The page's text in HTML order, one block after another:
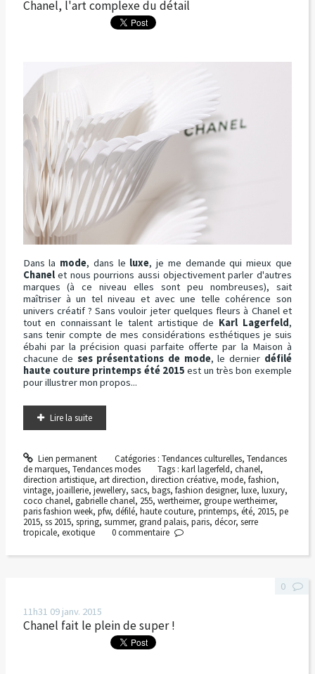
Chanel, l'art complexe du détail
Dans la mode, dans le luxe, je me demande qui mieux que
Chanelet nous pourrions aussi objectivement parler d'autres
marques (à ce niveau elles sont peu nombreuses), sait
maîtriser à un tel niveau et avec une telle cohérence son
univers créatif ? Sans vouloir jeter quelques fleurs à Chanel et
tout en connaissant le talent artistique de Karl Lagerfeld,
sans tenir compte de mes considérations esthétiques je suis
ébahi par la précision quasi parfaite offerte par la Maison à
chacune de ses présentations de mode, le dernier défilé
haute couture printemps été 2015 est un très bon exemple
pour illustrer mon propos...
Lire la suite
Lien permanent Catégories : Tendances culturelles, Tendances
de marques, Tendances modes Tags :karl lagerfeld,chanel,
direction artistique, art direction, direction créative, mode, fashion,
vintage, joaillerie, jewellery, sacs, bags, fashion designer, luxe, luxury,
coco chanel, gabrielle chanel, 255, wertheimer, groupe wertheimer,
paris fashion week, pfw, défilé, haute couture, printemps, été, 2015, pe
2015, ss 2015, spring, summer, grand palais, paris, décor, serre
tropicale, exotique 0commentaire
11h31 09 janv. 2015
Chanel fait le plein de super !
0